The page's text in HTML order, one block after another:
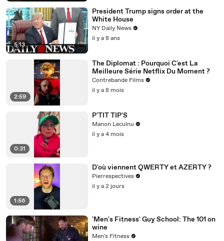
5:13
President Trump signs order at the
White House
NY Daily News
il y a 8 ans
2:59
The Diplomat : Pourquoi C'est La
Meilleure Série Netflix Du Moment ?
Contrebande Films
il y a 8 mois
0:31
P'TIT TIP'S
Manon Leculnu
il y a 4 mois
1:56
D'où viennent QWERTY et AZERTY ?
Pierrespectives
il y a 2 jours
'Men's Fitness' Guy School: The 101 on
wine
Men's Fitness